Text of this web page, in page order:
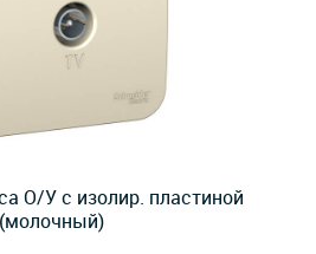
О/У с изолир. пластиной
(молочный)